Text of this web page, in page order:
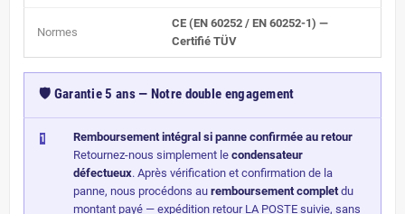
Normes
CE (EN 60252 / EN 60252-1) —
Certifié TÜV
🛡️ Garantie 5 ans — Notre double engagement
1
Remboursement intégral si panne confirmée au retour
Retournez-nous simplement le condensateur
défectueux. Après vérification et confirmation de la
panne, nous procédons au remboursement completdu
montant payé — expédition retour LA POSTE suivie, sans